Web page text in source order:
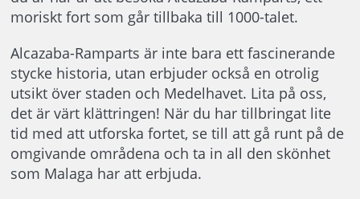
moriskt fort som går tillbaka till 1000-talet.
Alcazaba-Ramparts är inte bara ett fascinerande
stycke historia, utan erbjuder också en otrolig
utsikt över staden och Medelhavet. Lita på oss,
det är värt klättringen! När du har tillbringat lite
tid med att utforska fortet, se till att gå runt på de
omgivande områdena och ta in all den skönhet
som Malaga har att erbjuda.